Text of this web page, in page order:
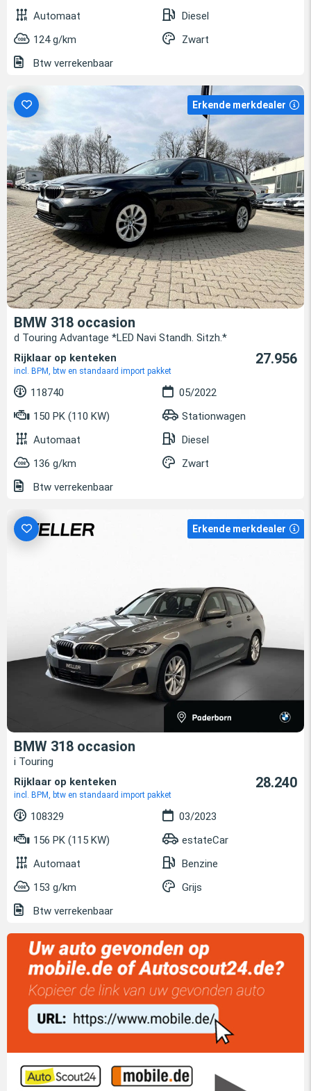
Automaat
Diesel
124 g/km
Zwart
Btw verrekenbaar
Erkende merkdealer
BMW 318 occasion
d Touring Advantage *LED Navi Standh. Sitzh.*
Rijklaar op kenteken
incl. BPM, btw en standaard import pakket
27.956
118740
05/2022
150 PK (110 KW)
Stationwagen
Automaat
Diesel
136 g/km
Zwart
Btw verrekenbaar
Erkende merkdealer
BMW 318 occasion
i Touring
Rijklaar op kenteken
incl. BPM, btw en standaard import pakket
28.240
108329
03/2023
156 PK (115 KW)
estateCar
Automaat
Benzine
153 g/km
Grijs
Btw verrekenbaar